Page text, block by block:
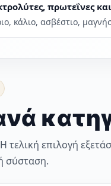
πρωτεΐνες
κάλιο, ασβέστιο,
επιλογή
σύσταση.